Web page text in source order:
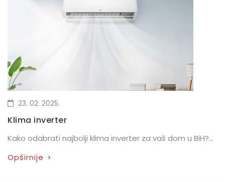
23. 02. 2025.
Klima inverter
Kako odabrati najbolji klima inverter za vaš dom u BiH?...
Opširnije >